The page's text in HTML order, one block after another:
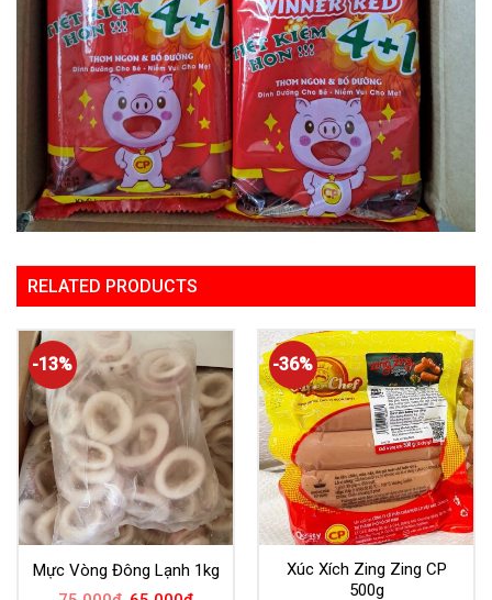
RELATED PRODUCTS
-13%
Mực Vòng Đông Lạnh 1kg
-36%
Xúc Xích Zing Zing CP
500g